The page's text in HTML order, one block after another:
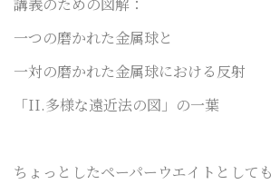
講義のための図解：
一つの磨かれた金属球と
一対の磨かれた金属球における反射
「II.多様な遠近法の図」の一葉
ちょっとしたペーパーウエイトとしても